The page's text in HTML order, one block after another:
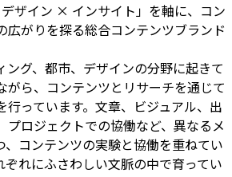
ザイン × インサイト」 を軸に、 コン
広がりを探る総合コンテンツブランド
ング、都市、デザインの分野に起きて
がら、コンテンツとリサーチを通じて
行っています。文章、ビジュアル、出
プロジェクトでの協働など、異なるメ
、コンテンツの実験と協働を重ねてい
ぞれにふさわしい文脈の中で育ってい